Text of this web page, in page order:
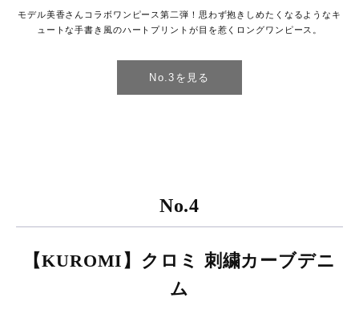
モデル美香さんコラボワンピース第二弾！思わず抱きしめたくなるようなキ
ュートな手書き風のハートプリントが目を惹くロングワンピース。
No.3を見る
No.4
【KUROMI】クロミ 刺繍カーブデニ
ム